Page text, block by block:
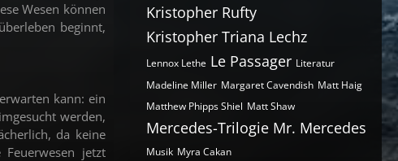
Wesen können
beginnt,
kann: ein
werden,
da keine
jetzt
Kristopher Rufty
Kristopher Triana Lechz
Lennox Lethe Le Passager Literatur
Madeline Miller Margaret Cavendish Matt Haig
Matthew Phipps Shiel Matt Shaw
Mercedes-Trilogie Mr. Mercedes
Musik Myra Cakan